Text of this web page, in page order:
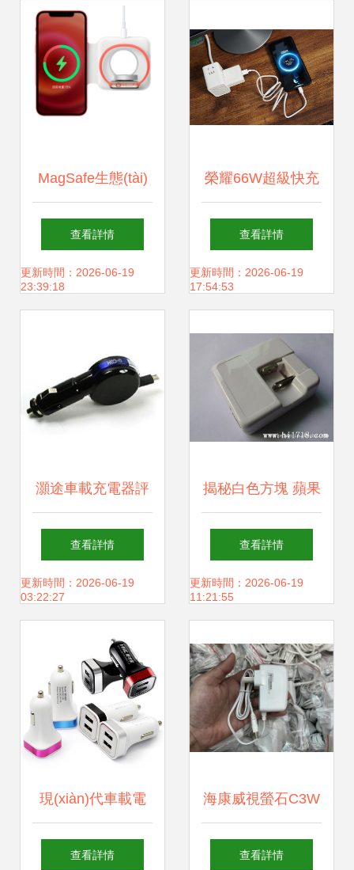
MagSafe生態(tài)
一網(wǎng)打盡 充
電器、配件大盤
在這里！
查看詳情
更新時間：2026-06-19
23:39:18
榮耀66W超級快充
充電器，讓充電更
放心
查看詳情
更新時間：2026-06-19
17:54:53
灝途車載充電器評
測 全能兼容與紫光
魅力的結(jié)合
查看詳情
更新時間：2026-06-19
03:22:27
揭秘白色方塊 蘋果
平板與電源適配器
的前世今生
查看詳情
更新時間：2026-06-19
11:21:55
現(xiàn)代車載電
源的選擇 解析“英
查看詳情
海康威視螢石C3W
攝像頭12v電源適
查看詳情